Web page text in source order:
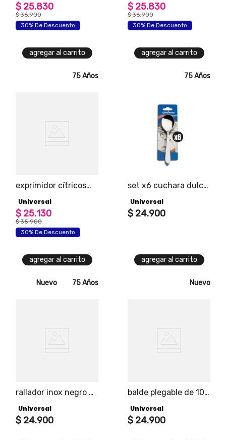
$ 25.830
$ 36.900
30% De Descuento
agregar al carrito
$ 25.830
$ 36.900
30% De Descuento
agregar al carrito
75 Años
exprimidor cítricos
Universal
$ 25.130
$ 35.900
30% De Descuento
agregar al carrito
75 Años
set x6 cuchara dulce
Universal
$ 24.900
agregar al carrito
Nuevo 75 Años
rallador inox negro 4
black universal
Universal
$ 24.900
Nuevo
balde plegable de 10
universal
Universal
$ 24.900